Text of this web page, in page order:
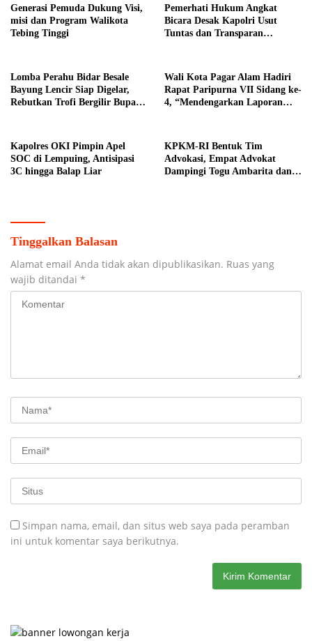
Generasi Pemuda Dukung Visi,
misi dan Program Walikota
Tebing Tinggi
Pemerhati Hukum Angkat
Bicara Desak Kapolri Usut
Tuntas dan Transparan
Lomba Perahu Bidar Besale
Bayung Lencir Siap Digelar,
Rebutkan Trofi Bergilir Bupati
Wali Kota Pagar Alam Hadiri
Rapat Paripurna VII Sidang ke-
4, “Mendengarkan Laporan
Alam”
Kapolres OKI Pimpin Apel
SOC di Lempuing, Antisipasi
3C hingga Balap Liar
KPKM-RI Bentuk Tim
Advokasi, Empat Advokat
Dampingi Togu Ambarita dan
Tinggalkan Balasan
Alamat email Anda tidak akan dipublikasikan. Ruas yang
wajib ditandai *
Simpan nama, email, dan situs web saya pada peramban
ini untuk komentar saya berikutnya.